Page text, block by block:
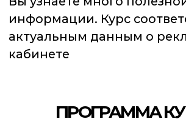
Курс будет полезен:
65 000 ЧЕЛ.
ПРОШЛО УЖЕ БОЛЕЕ